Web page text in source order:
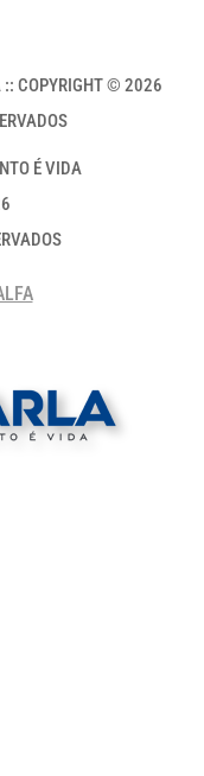
:: COPYRIGHT © 2026
É VIDA